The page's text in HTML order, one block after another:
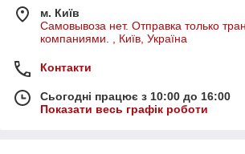
м. Київ
Самовывоза нет. Отправка только
компаниями. , Київ, Україна
Контакти
Сьогодні працює з 10:00 до 16:00
Показати весь графік роботи